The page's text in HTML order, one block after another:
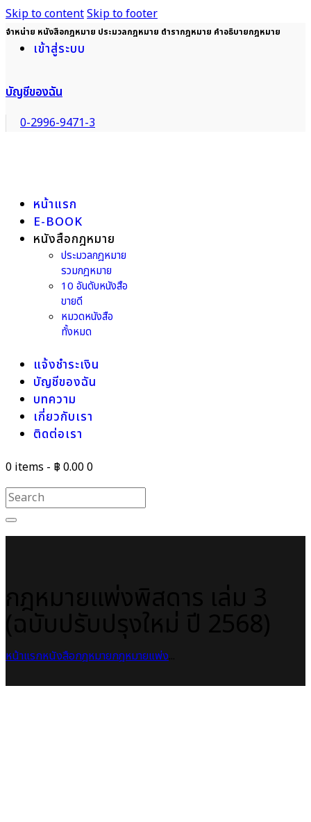
Skip to contentSkip to footer
จำหน่าย หนังสือกฎหมาย ประมวลกฎหมาย ตำรากฎหมาย คำอธิบายกฎหมาย
เข้าสู่ระบบ
บัญชีของฉัน
0-2996-9471-3
หน้าแรก
E-BOOK
หนังสือกฎหมาย
ประมวลกฎหมาย
รวมกฎหมาย
10 อันดับหนังสือ
ขายดี
หมวดหนังสือ
ทั้งหมด
แจ้งชำระเงิน
บัญชีของฉัน
บทความ
เกี่ยวกับเรา
ติดต่อเรา
0 items - ฿ 0.000
หน้าแรกหนังสือกฎหมายกฎหมายแพ่ง